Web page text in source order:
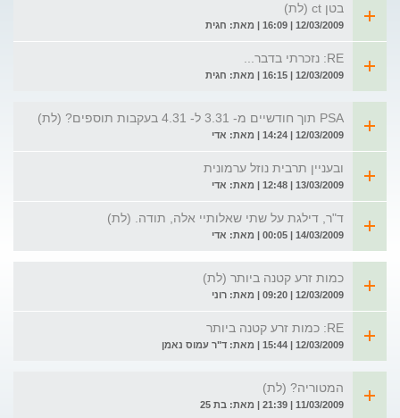
בטן ct (לת)
12/03/2009 | 16:09 | מאת: חגית
RE: נזכרתי בדבר...
12/03/2009 | 16:15 | מאת: חגית
PSA תוך חודשיים מ- 3.31 ל- 4.31 בעקבות תוספים? (לת)
12/03/2009 | 14:24 | מאת: אדי
ובעניין תרבית נוזל ערמונית
13/03/2009 | 12:48 | מאת: אדי
ד"ר, דילגת על שתי שאלותיי אלה, תודה. (לת)
14/03/2009 | 00:05 | מאת: אדי
כמות זרע קטנה ביותר (לת)
12/03/2009 | 09:20 | מאת: רוני
RE: כמות זרע קטנה ביותר
12/03/2009 | 15:44 | מאת: ד"ר עמוס נאמן
המטוריה? (לת)
11/03/2009 | 21:39 | מאת: בת 25